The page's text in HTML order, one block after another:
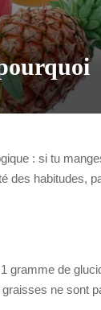
: si tu
des habitudes,
de
ne sont